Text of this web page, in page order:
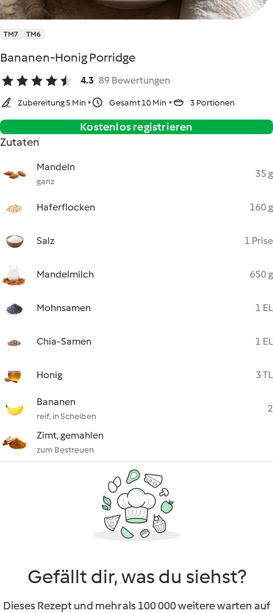
TM7 TM6
Bananen-Honig Porridge
4.3 89 Bewertungen
Zubereitung 5 Min Gesamt 10 Min 3 Portionen
Kostenlos registrieren
Zutaten
Mandeln
ganz
35 g
Haferflocken 160 g
Salz 1 Prise
Mandelmilch 650 g
Mohnsamen 1 EL
Chia-Samen 1 EL
Honig 3 TL
Bananen
reif, in Scheiben
2
Zimt, gemahlen
zum Bestreuen
Gefällt dir, was du siehst?
Dieses Rezept und mehr als 100 000 weitere warten auf